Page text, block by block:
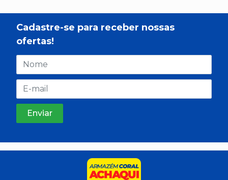
Cadastre-se para receber nossas
ofertas!